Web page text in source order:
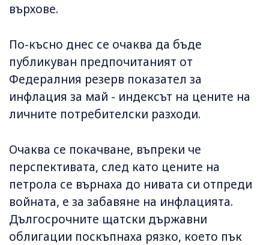
върхове.
По-късно днес се очаква да бъде
публикуван предпочитаният от
Федералния резерв показател за
инфлация за май - индексът на цените на
личните потребителски разходи.
Очаква се покачване, въпреки че
перспективата, след като цените на
петрола се върнаха до нивата си отпреди
войната, е за забавяне на инфлацията.
Дългосрочните щатски държавни
облигации поскъпнаха рязко, което пък